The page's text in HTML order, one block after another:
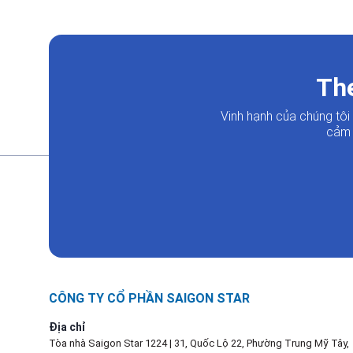
Vinh hạnh của chúng
cảm
CÔNG TY CỔ PHẦN SAIGON STAR
Địa chỉ
Tòa nhà Saigon Star 1224 | 31, Quốc Lộ 22, Phường Trung Mỹ Tây,